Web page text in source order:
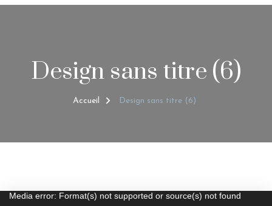
Design sans titre (6)
Accueil Design sans titre (6)
Lecteur
Media error: Format(s) not supported or source(s) not found